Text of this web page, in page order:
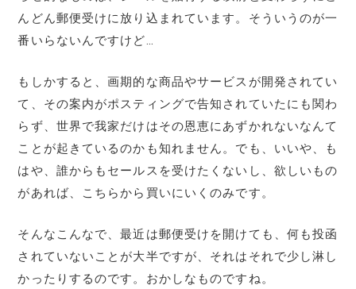
んどん郵便受けに放り込まれています。そういうのが一
番いらないんですけど…
もしかすると、画期的な商品やサービスが開発されてい
て、その案内がポスティングで告知されていたにも関わ
らず、世界で我家だけはその恩恵にあずかれないなんて
ことが起きているのかも知れません。でも、いいや、も
はや、誰からもセールスを受けたくないし、欲しいもの
があれば、こちらから買いにいくのみです。
そんなこんなで、最近は郵便受けを開けても、何も投函
されていないことが大半ですが、それはそれで少し淋し
かったりするのです。おかしなものですね。